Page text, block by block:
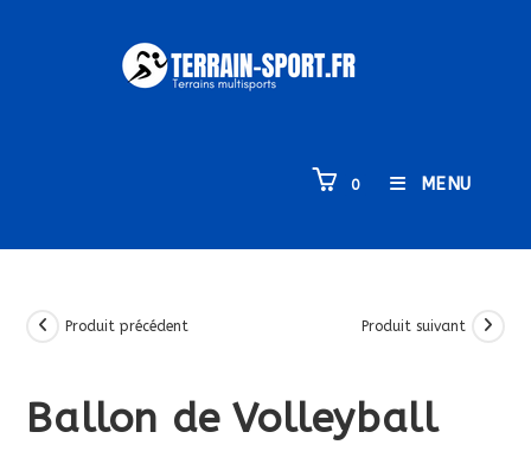
0 MENU
Produit précédent Produit suivant
Ballon de Volleyball